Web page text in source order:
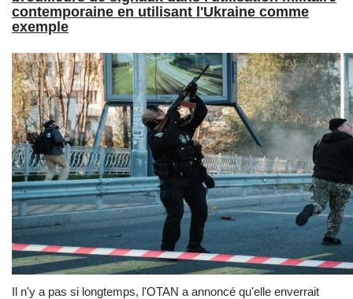
contemporaine en utilisant l'Ukraine comme
exemple
Il n'y a pas si longtemps, l'OTAN a annoncé qu'elle enverrait